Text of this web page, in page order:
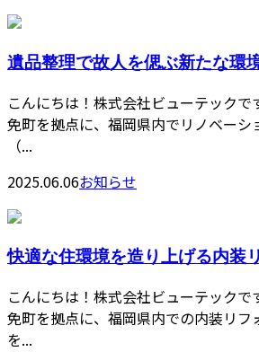
遺品整理で故人を偲ぶ新たな環
こんにちは！株式会社ビューテックで
免町を拠点に、福岡県内でリノベーシ
（...
2025.06.06お知らせ
快適な住環境を造り上げる内装
こんにちは！株式会社ビューテックで
免町を拠点に、福岡県内での内装リフ
を...